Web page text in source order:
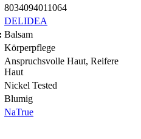
8034094011064
DELIDEA
Balsam
Körperpflege
Anspruchsvolle Haut, Reifere
Haut
Nickel Tested
Blumig
NaTrue